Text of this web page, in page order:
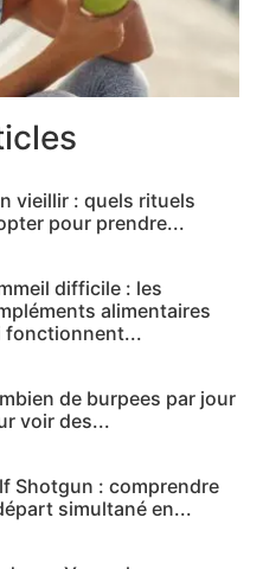
vieillir : quels rituels
pour prendre...
difficile : les
alimentaires
fonctionnent...
de burpees par jour
voir des...
Shotgun : comprendre
simultané en...